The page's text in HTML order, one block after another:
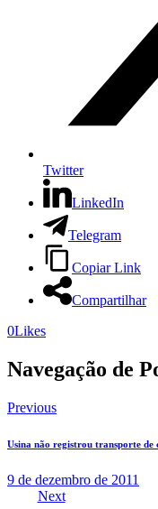
Twitter
LinkedIn
Telegram
Copiar Link
Compartilhar
0Likes
Navegação de
Previous
Usina não registrou transporte de
9 de dezembro de 2011
Next